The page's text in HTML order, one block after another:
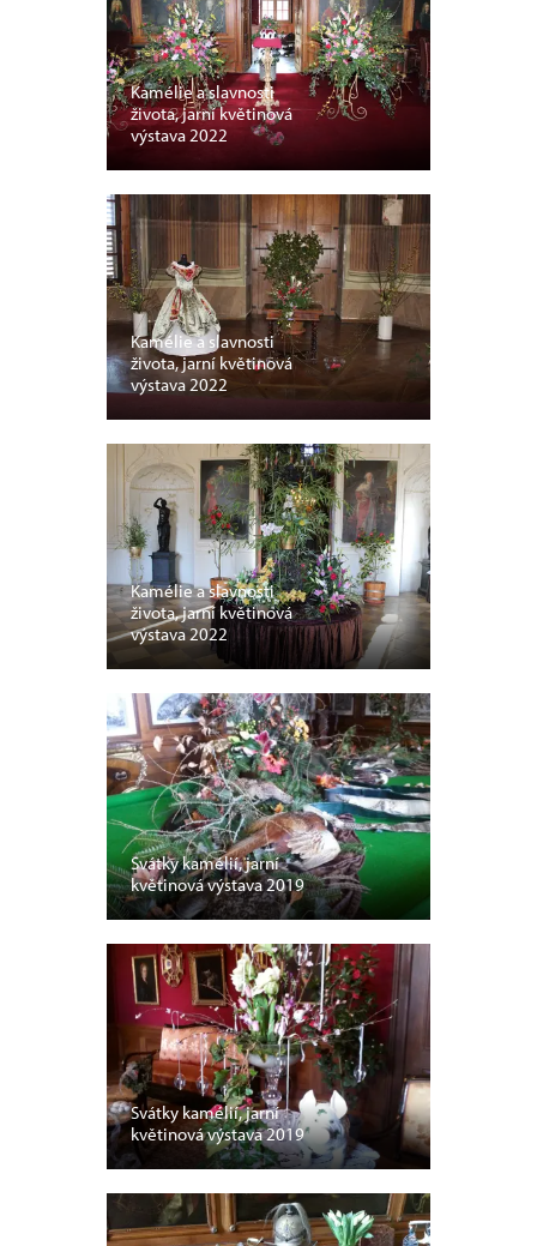
Kamélie a slavnosti
života, jarní květinová
výstava 2022
Kamélie a slavnosti
života, jarní květinová
výstava 2022
Kamélie a slavnosti
života, jarní květinová
výstava 2022
Svátky kamélií, jarní
květinová výstava 2019
Svátky kamélií, jarní
květinová výstava 2019